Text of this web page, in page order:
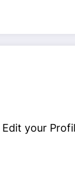
Edit your